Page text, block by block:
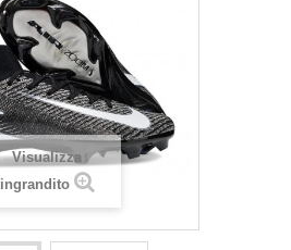
Visualizza
ingrandito